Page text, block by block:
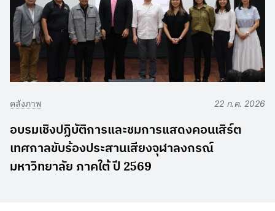
คลังภาพ 22 ก.ค. 2026
อบรมเชิงปฏิบัติการและชมการแสดงคอนเสิร์ต
เทศกาลขับร้องประสานเสียงจุฬาลงกรณ์
มหาวิทยาลัย ภาคใต้ ปี 2569